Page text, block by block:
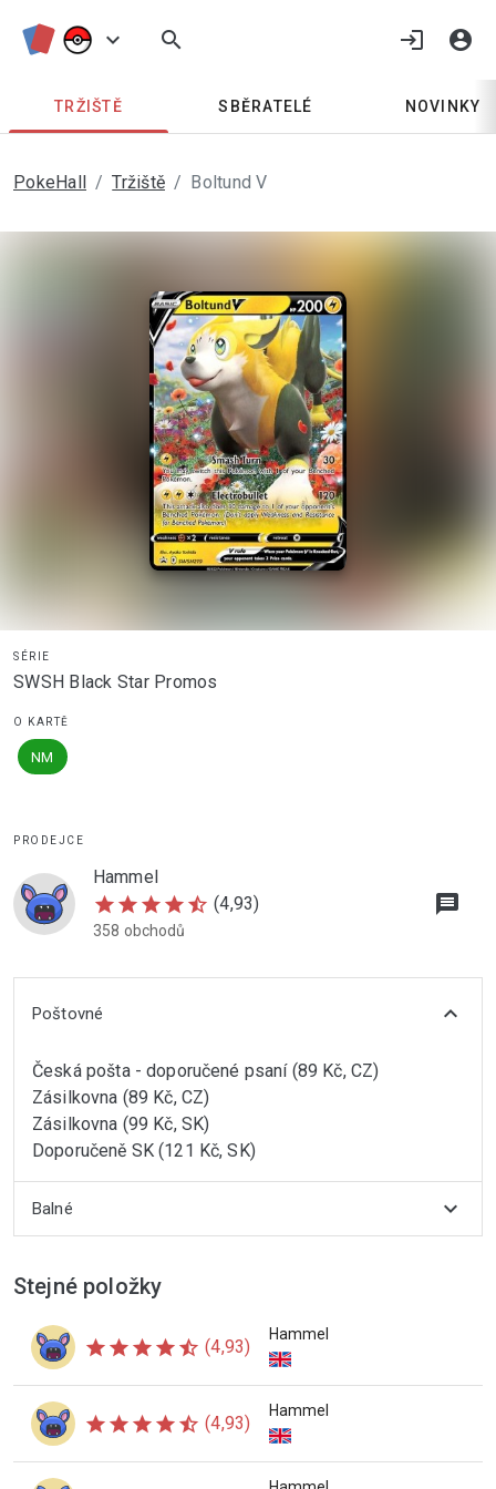
keyboard_arrow_down search login account_circle
TRŽIŠTĚ SBĚRATELÉ NOVINKY
PokeHall Tržiště Boltund V
SÉRIE
SWSH Black Star Promos
O KARTĚ
NM
PRODEJCE
Hammel
starstarstarstarstar_half (4,93)
358 obchodů
message
Poštovné expand_more
Česká pošta - doporučené psaní (89 Kč, CZ)
Zásilkovna (89 Kč, CZ)
Zásilkovna (99 Kč, SK)
Doporučeně SK (121 Kč, SK)
Balné expand_more
Stejné položky
starstarstarstarstar_half (4,93)
Hammel
starstarstarstarstar_half (4,93)
Hammel